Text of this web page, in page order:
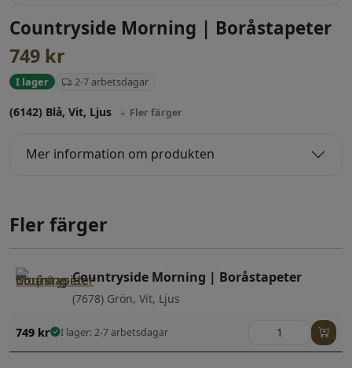
Countryside Morning | Boråstapeter
749 kr
I lager 2-7 arbetsdagar
(6142) Blå, Vit, Ljus Fler färger
Mer information om produkten
Fler färger
Countryside Morning | Boråstapeter
(7678) Grön, Vit, Ljus
749 kr I lager: 2-7 arbetsdagar